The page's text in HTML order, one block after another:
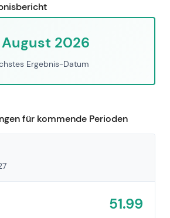
August 2026
Ergebnis-Datum
für kommende Perioden
51.99